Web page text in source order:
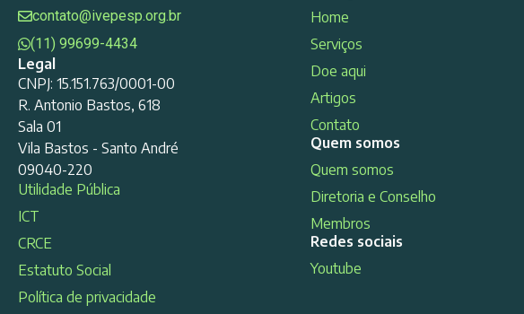
contato@ivepesp.org.br
(11) 99699-4434
Legal
CNPJ: 15.151.763/0001-00
R. Antonio Bastos, 618
Sala 01
Vila Bastos - Santo André
09040-220
Utilidade Pública
ICT
CRCE
Estatuto Social
Política de privacidade
Home
Serviços
Doe aqui
Artigos
Contato
Quem somos
Quem somos
Diretoria e Conselho
Membros
Redes sociais
Youtube